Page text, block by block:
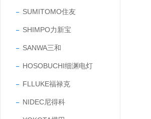
SUMITOMO住友
SHIMPO力新宝
SANWA三和
HOSOBUCHI细渊电灯
FLLUKE福禄克
NIDEC尼得科